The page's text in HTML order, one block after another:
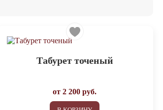
Табурет точеный
от2 200 руб.